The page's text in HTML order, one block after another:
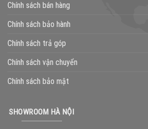
Chính sách bán hàng
Chính sách bảo hành
Chính sách trả góp
Chính sách vận chuyển
Chính sách bảo mật
SHOWROOM HÀ NỘI